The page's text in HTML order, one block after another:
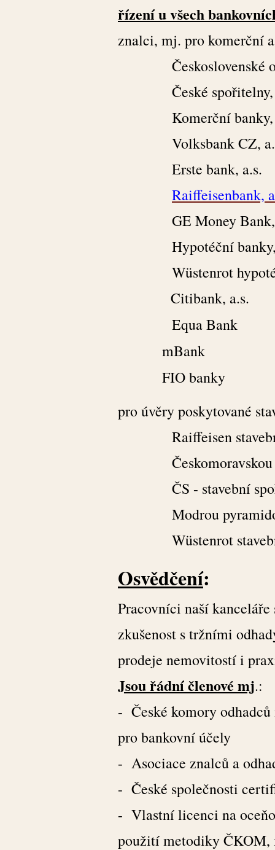
řízení u všech
znalci, mj. pro komerční
Československé
České spořitelny,
Komerční
Volksbank CZ,
Erste bank, a.s.
Raiffeisenbank,
GE Money Bank,
Hypotéční banky,
Wüstenrot
Citibank, a.s.
Equa Bank
mBank
FIO banky
pro úvěry poskytované
Raiffeisen stavební
Českomoravskou
ČS - stavební
Modrou pyramidou
Wüstenrot stavební
Osvědčení:
Pracovníci naší
zkušenost s tržními
prodeje nemovitostí i
Jsou řádní členové mj.:
- České komory
pro bankovní účely
- Asociace znalců a
- České společnosti
- Vlastní licenci na
použití metodiky